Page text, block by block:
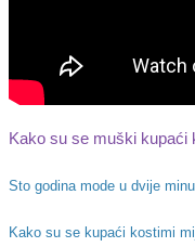
Kako su se muški kupaći
Sto godina mode u dvije
Kako su se kupaći kostimi